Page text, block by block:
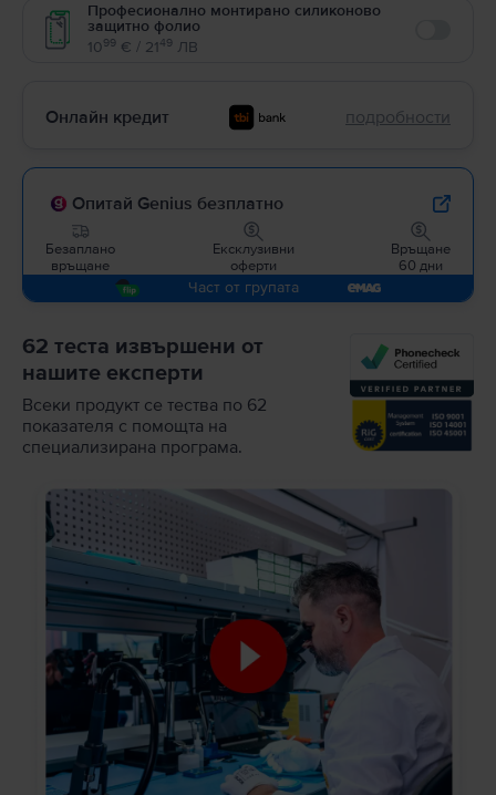
Професионално монтирано силиконово
защитно фолио
1099 € / 2149 ЛВ
Онлайн кредит подробности
Опитай Genius безплатно
Безаплано
връщане
Ексклузивни
оферти
Връщане
60 дни
Част от групата
62 теста извършени от
нашите експерти
Всеки продукт се тества по 62
показателя с помощта на
специализирана програма.